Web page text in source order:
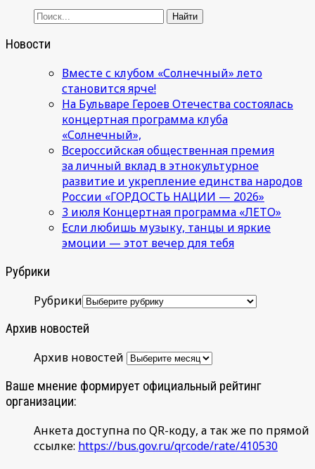
Новости
Вместе с клубом «Солнечный» лето
становится ярче!
На Бульваре Героев Отечества состоялась
концертная программа клуба
«Солнечный»,
Всероссийская общественная премия
за личный вклад в этнокультурное
развитие и укрепление единства народов
России «ГОРДОСТЬ НАЦИИ — 2026»
3 июля Концертная программа «ЛЕТО»
Если любишь музыку, танцы и яркие
эмоции — этот вечер для тебя
Рубрики
Рубрики
Архив новостей
Архив новостей
Ваше мнение формирует официальный рейтинг
организации:
Анкета доступна по QR-коду, а так же по прямой
ссылке: https://bus.gov.ru/qrcode/rate/410530